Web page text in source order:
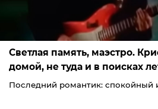
Светлая память, маэстро.
домой, не туда и в поисках
Последний романтик: спокойный